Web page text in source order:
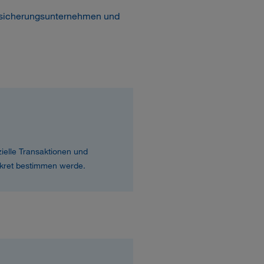
und
Transaktionen und
bestimmen werde.